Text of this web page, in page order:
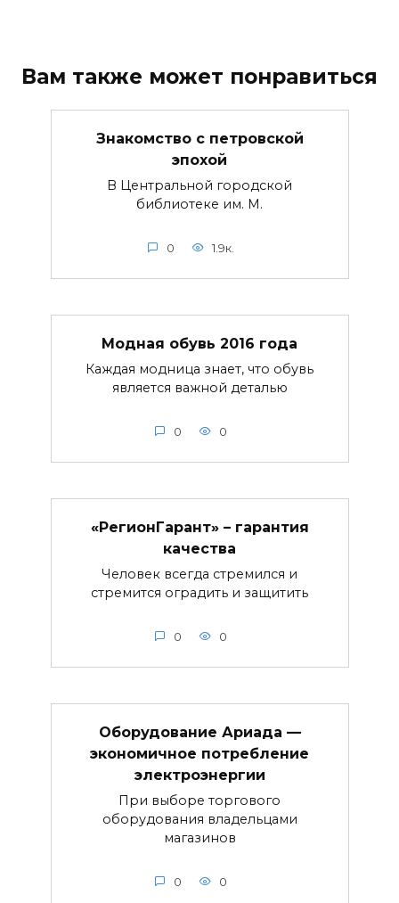
Вам также может понравиться
Знакомство с петровской
эпохой
В Центральной городской
библиотеке им. М.
0 1.9к.
Модная обувь 2016 года
Каждая модница знает, что обувь
является важной деталью
0 0
«РегионГарант» – гарантия
качества
Человек всегда стремился и
стремится оградить и защитить
0 0
Оборудование Ариада —
экономичное потребление
электроэнергии
При выборе торгового
оборудования владельцами
магазинов
0 0